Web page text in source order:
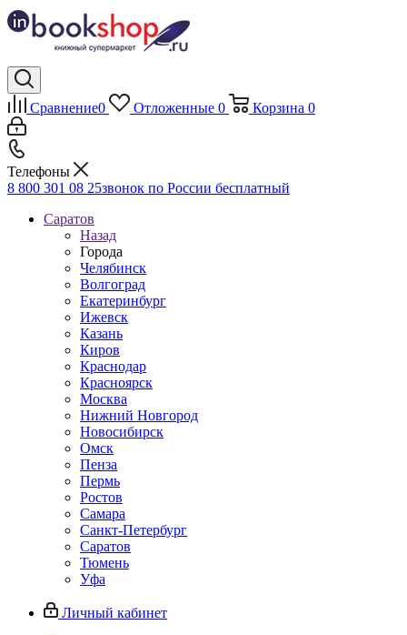
Сравнение0 Отложенные 0 Корзина 0
Телефоны
8 800 301 08 25звонок по России бесплатный
Саратов
Назад
Города
Челябинск
Волгоград
Екатеринбург
Ижевск
Казань
Киров
Краснодар
Красноярск
Москва
Нижний Новгород
Новосибирск
Омск
Пенза
Пермь
Ростов
Самара
Санкт-Петербург
Саратов
Тюмень
Уфа
Личный кабинет